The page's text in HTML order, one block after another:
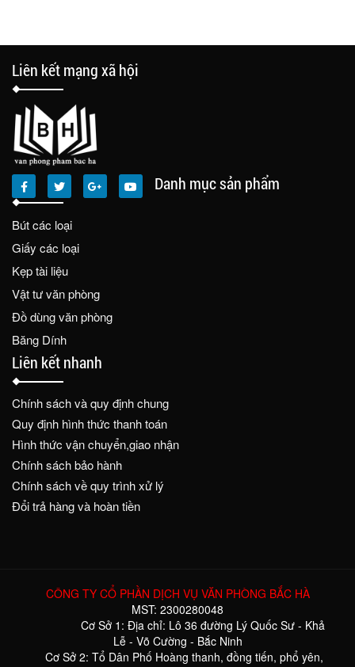
Liên kết mạng xã hội
Danh mục sản phẩm
Bút các loại
Giấy các loại
Kẹp tài liệu
Vật tư văn phòng
Đồ dùng văn phòng
Băng Dính
Liên kết nhanh
Chính sách và quy định chung
Quy định hình thức thanh toán
Hình thức vận chuyển,giao nhận
Chính sách bảo hành
Chính sách về quy trình xử lý
Đổi trả hàng và hoàn tiền
CÔNG TY CỔ PHẦN DỊCH VỤ VĂN PHÒNG BẮC HÀ
MST: 2300280048
Cơ Sở 1: Địa chỉ: Lô 36 đường Lý Quốc Sư - Khả
Lễ - Võ Cường - Bắc Ninh
Cơ Sở 2: Tổ Dân Phố Hoàng thanh, đồng tiến, phổ yên,